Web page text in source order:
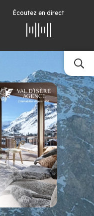
Écoutez en direct